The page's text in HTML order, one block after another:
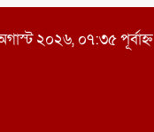
২০২৬, ০৭:৩৫ পূর্বাহ্ন